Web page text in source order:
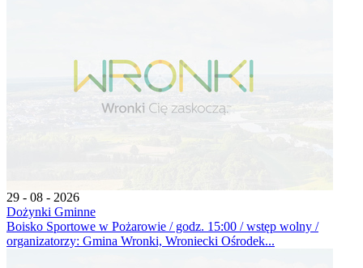
29 - 08 - 2026
Dożynki Gminne
Boisko Sportowe w Pożarowie / godz. 15:00 / wstęp wolny /
organizatorzy: Gmina Wronki, Wroniecki Ośrodek...